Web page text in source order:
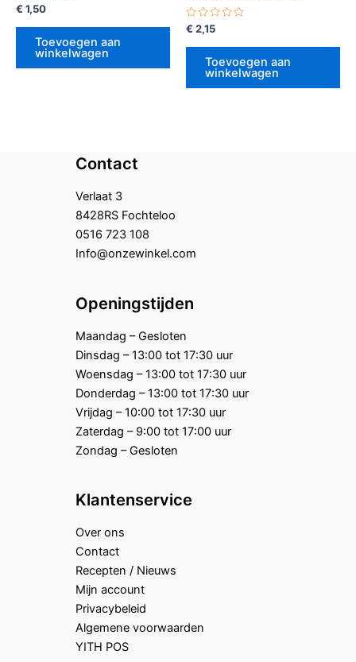
Gewaardeerd
uit
€ 1,50
Toevoegen aan
winkelwagen
Gewaardeerd
0
uit
€ 2,15
Toevoegen aan
winkelwagen
Contact
Verlaat 3
8428RS Fochteloo
0516 723 108
Info@onzewinkel.com
Openingstijden
Maandag – Gesloten
Dinsdag – 13:00 tot 17:30 uur
Woensdag – 13:00 tot 17:30 uur
Donderdag – 13:00 tot 17:30 uur
Vrijdag – 10:00 tot 17:30 uur
Zaterdag – 9:00 tot 17:00 uur
Zondag – Gesloten
Klantenservice
Over ons
Contact
Recepten / Nieuws
Mijn account
Privacybeleid
Algemene voorwaarden
YITH POS